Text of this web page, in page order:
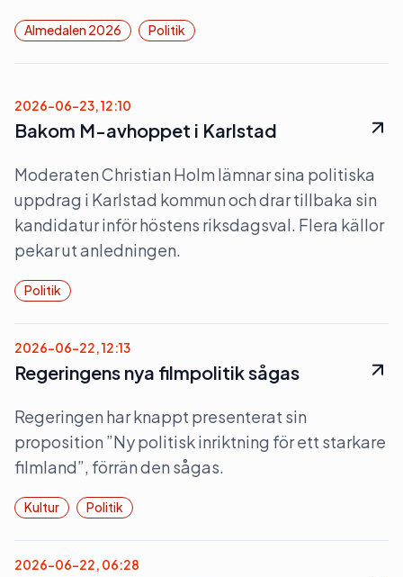
Almedalen 2026 Politik
2026-06-23, 12:10
Bakom M-avhoppet i Karlstad
Moderaten Christian Holm lämnar sina politiska
uppdrag i Karlstad kommun och drar tillbaka sin
kandidatur inför höstens riksdagsval. Flera källor
pekar ut anledningen.
Politik
2026-06-22, 12:13
Regeringens nya filmpolitik sågas
Regeringen har knappt presenterat sin
proposition ”Ny politisk inriktning för ett starkare
filmland”, förrän den sågas.
Kultur Politik
2026-06-22, 06:28